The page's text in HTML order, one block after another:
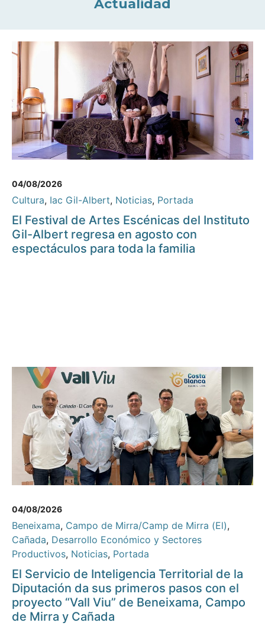
Actualidad
04/08/2026
Cultura, Iac Gil-Albert, Noticias, Portada
El Festival de Artes Escénicas del Instituto
Gil-Albert regresa en agosto con
espectáculos para toda la familia
04/08/2026
Beneixama, Campo de Mirra/Camp de Mirra (El),
Cañada, Desarrollo Económico y Sectores
Productivos, Noticias, Portada
El Servicio de Inteligencia Territorial de la
Diputación da sus primeros pasos con el
proyecto “Vall Viu” de Beneixama, Campo
de Mirra y Cañada